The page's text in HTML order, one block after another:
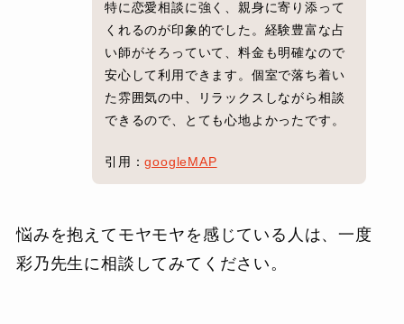
特に恋愛相談に強く、親身に寄り添って
くれるのが印象的でした。経験豊富な占
い師がそろっていて、料金も明確なので
安心して利用できます。個室で落ち着い
た雰囲気の中、リラックスしながら相談
できるので、とても心地よかったです。
引用：googleMAP
悩みを抱えてモヤモヤを感じている人は、一度
彩乃先生に相談してみてください。